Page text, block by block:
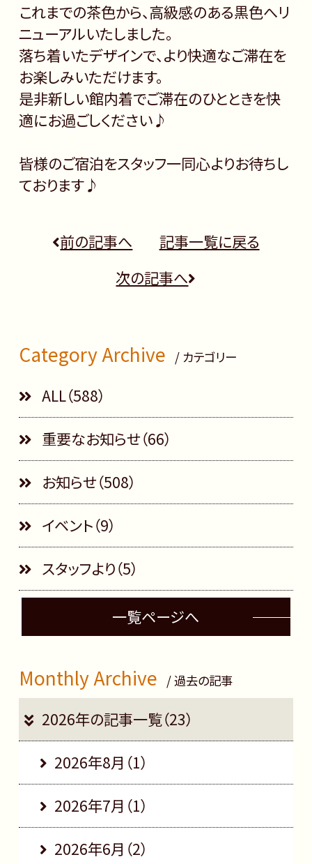
これまでの茶色から、高級感のある黒色へリ
ニューアルいたしました。
落ち着いたデザインで、より快適なご滞在を
お楽しみいただけます。
是非新しい館内着でご滞在のひとときを快
適にお過ごしください♪
皆様のご宿泊をスタッフ一同心よりお待ちし
ております♪
前の記事へ
記事一覧に戻る
次の記事へ
Category Archive / カテゴリー
ALL（588）
重要なお知らせ（66）
お知らせ（508）
イベント（9）
スタッフより（5）
一覧ページへ
Monthly Archive / 過去の記事
2026年の記事一覧（23）
2026年8月（1）
2026年7月（1）
2026年6月（2）